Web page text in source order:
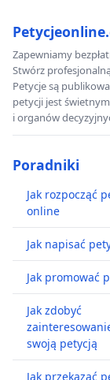
Zapewniamy
Stwórz
Petycje są
petycji jest
i organów
Poradniki
Jak rozpocząć
online
Jak napisać
Jak promować
Jak zdobyć
swoją petycją
Jak przekazać